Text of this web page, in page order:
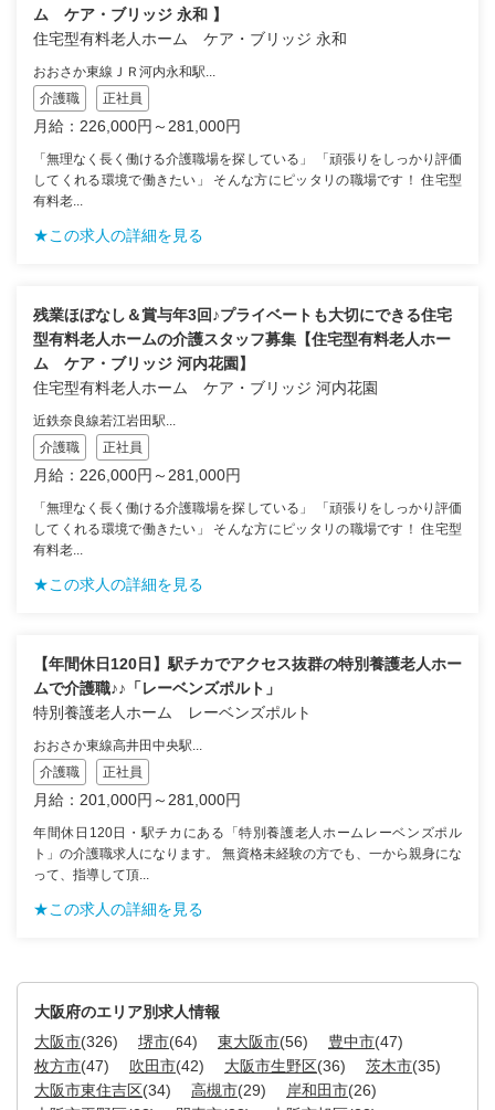
ム ケア・ブリッジ 永和 】
住宅型有料老人ホーム ケア・ブリッジ 永和
おおさか東線ＪＲ河内永和駅...
介護職
正社員
月給：226,000円～281,000円
「無理なく長く働ける介護職場を探している」 「頑張りをしっかり評価
してくれる環境で働きたい」 そんな方にピッタリの職場です！ 住宅型
有料老...
★この求人の詳細を見る
残業ほぼなし＆賞与年3回♪プライベートも大切にできる住宅
型有料老人ホームの介護スタッフ募集【住宅型有料老人ホー
ム ケア・ブリッジ 河内花園】
住宅型有料老人ホーム ケア・ブリッジ 河内花園
近鉄奈良線若江岩田駅...
介護職
正社員
月給：226,000円～281,000円
「無理なく長く働ける介護職場を探している」 「頑張りをしっかり評価
してくれる環境で働きたい」 そんな方にピッタリの職場です！ 住宅型
有料老...
★この求人の詳細を見る
【年間休日120日】駅チカでアクセス抜群の特別養護老人ホー
ムで介護職♪♪「レーベンズポルト」
特別養護老人ホーム レーベンズポルト
おおさか東線高井田中央駅...
介護職
正社員
月給：201,000円～281,000円
年間休日120日・駅チカにある「特別養護老人ホームレーベンズポル
ト」の介護職求人になります。 無資格未経験の方でも、一から親身にな
って、指導して頂...
★この求人の詳細を見る
大阪府のエリア別求人情報
大阪市(326) 堺市(64) 東大阪市(56) 豊中市(47)
枚方市(47) 吹田市(42) 大阪市生野区(36) 茨木市(35)
大阪市東住吉区(34) 高槻市(29) 岸和田市(26)